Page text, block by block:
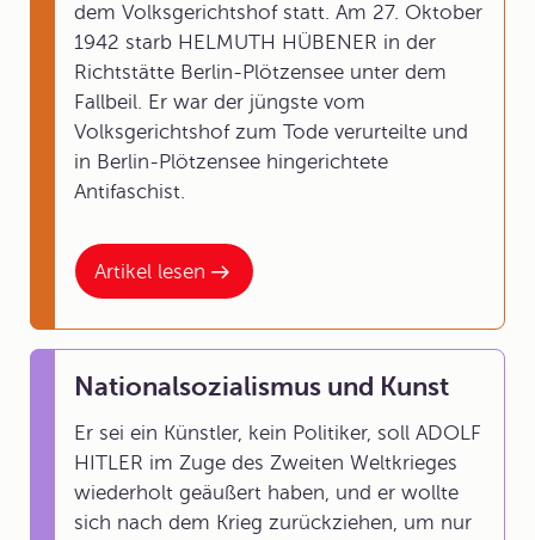
Artikel lesen
dem Volksgerichtshof statt. Am 27. Oktober
1942 starb HELMUTH HÜBENER in der
Richtstätte Berlin-Plötzensee unter dem
Fallbeil. Er war der jüngste vom
Volksgerichtshof zum Tode verurteilte und
in Berlin-Plötzensee hingerichtete
Antifaschist.
Nationalsozialismus und Kunst
Er sei ein Künstler, kein Politiker, soll ADOLF
HITLER im Zuge des Zweiten Weltkrieges
wiederholt geäußert haben, und er wollte
sich nach dem Krieg zurückziehen, um nur